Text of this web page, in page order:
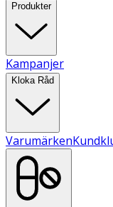
Produkter
Kampanjer
Kloka Råd
Varumärken